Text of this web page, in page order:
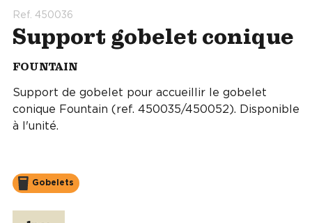
Ref. 450036
Support gobelet conique
FOUNTAIN
Support de gobelet pour accueillir le gobelet
conique Fountain (ref. 450035/450052). Disponible
à l'unité.
Gobelets